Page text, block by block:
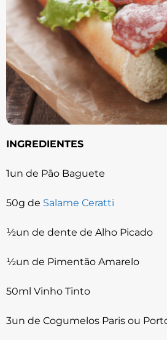
INGREDIENTES
1un de Pão Baguete
50g de Salame Ceratti
½un de dente de Alho Picado
½un de Pimentão Amarelo
50ml Vinho Tinto
3un de Cogumelos Paris ou